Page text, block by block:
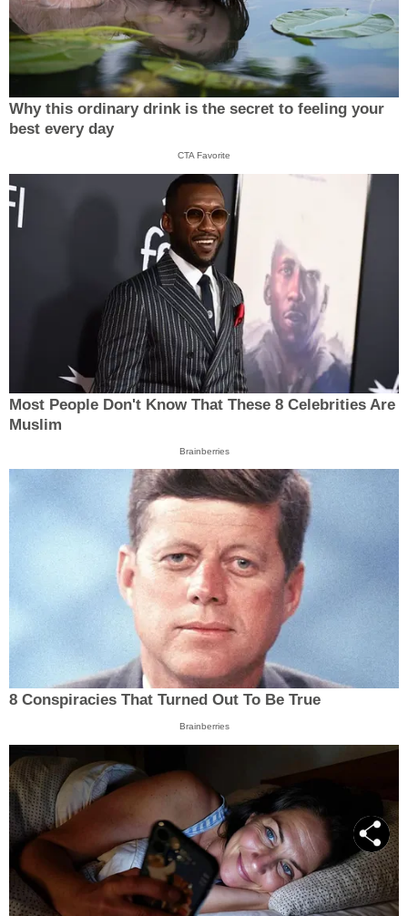
Why this ordinary drink is the secret to feeling your
best every day
CTA Favorite
Most People Don't Know That These 8 Celebrities Are
Muslim
Brainberries
8 Conspiracies That Turned Out To Be True
Brainberries